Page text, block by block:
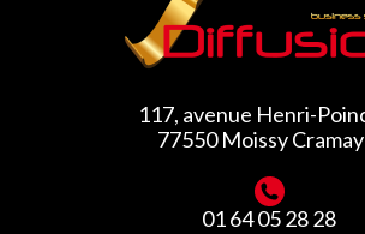
117, avenue Henri-
77550 Moissy
01 64 05 28 28